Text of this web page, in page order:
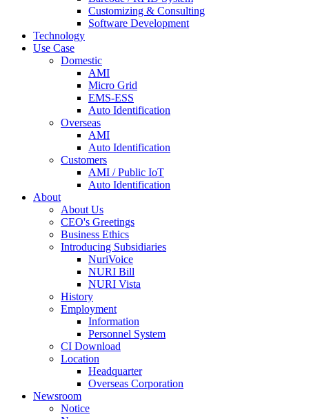
Customizing & Consulting
Software Development
Technology
Use Case
Domestic
AMI
Micro Grid
EMS-ESS
Auto Identification
Overseas
AMI
Auto Identification
Customers
AMI / Public IoT
Auto Identification
About
About Us
CEO's Greetings
Business Ethics
Introducing Subsidiaries
NuriVoice
NURI Bill
NURI Vista
History
Employment
Information
Personnel System
CI Download
Location
Headquarter
Overseas Corporation
Newsroom
Notice